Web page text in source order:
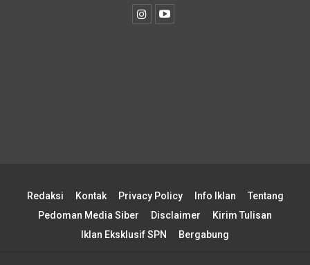
Redaksi Kontak Privacy Policy Info Iklan
Tentang
Pedoman Media Siber
Disclaimer
Kirim Tulisan
Iklan Eksklusif SPN
Bergabung